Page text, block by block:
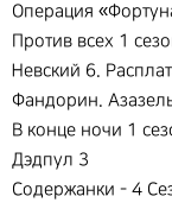
Операция
Против всех 1
Невский 6.
Фандорин.
В конце ночи 1
Дэдпул 3
Содержанки - 4